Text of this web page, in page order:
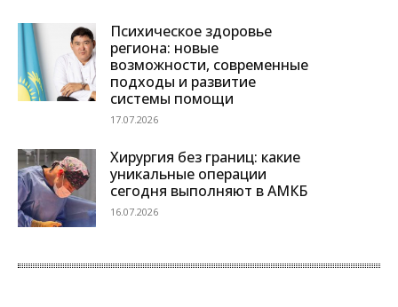
Психическое здоровье
региона: новые
возможности, современные
подходы и развитие
системы помощи
17.07.2026
Хирургия без границ: какие
уникальные операции
сегодня выполняют в АМКБ
16.07.2026